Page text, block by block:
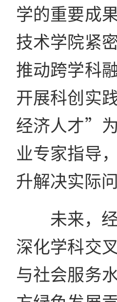
学的重要成
技术学院紧
推动跨学科
开展科创实
经济人才”
业专家指导
升解决实际
未来，
深化学科交
与社会服务